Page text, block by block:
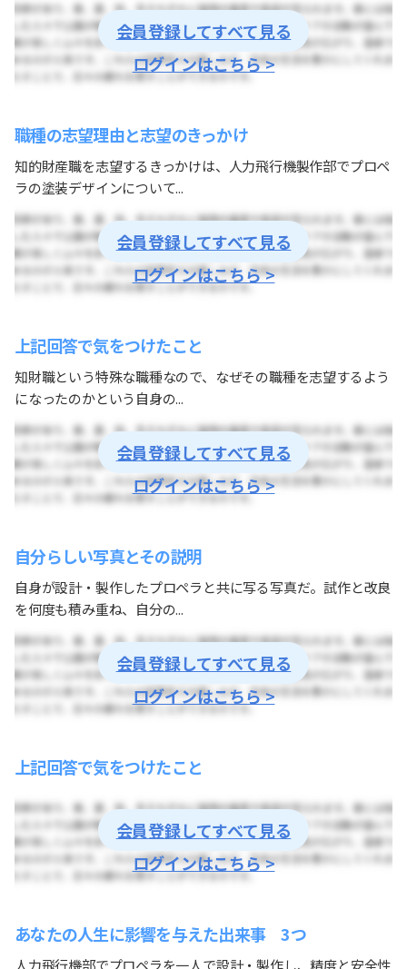
会員登録してすべて見る
ログインはこちら >
職種の志望理由と志望のきっかけ
知的財産職を志望するきっかけは、人力飛行機製作部でプロペ
ラの塗装デザインについて...
会員登録してすべて見る
ログインはこちら >
上記回答で気をつけたこと
知財職という特殊な職種なので、なぜその職種を志望するよう
になったのかという自身の...
会員登録してすべて見る
ログインはこちら >
自分らしい写真とその説明
自身が設計・製作したプロペラと共に写る写真だ。試作と改良
を何度も積み重ね、自分の...
会員登録してすべて見る
ログインはこちら >
上記回答で気をつけたこと
会員登録してすべて見る
ログインはこちら >
あなたの人生に影響を与えた出来事 3つ
人力飛行機部でプロペラを一人で設計・製作し、精度と安全性